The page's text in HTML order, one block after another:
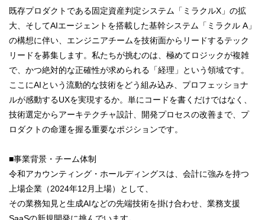
既存プロダクトである固定資産判定システム「ミラクルX」の拡
大、そしてAIエージェントを搭載した基幹システム「ミラクル A」
の構想に伴い、エンジニアチームを技術面からリードするテック
リードを募集します。私たちが挑むのは、極めてロジックが複雑
で、かつ絶対的な正確性が求められる「経理」という領域です。
ここにAIという流動的な技術をどう組み込み、プロフェッショナ
ルが感動するUXを実現するか。単にコードを書くだけではなく、
技術選定からアーキテクチャ設計、開発プロセスの改善まで、プ
ロダクトの命運を握る重要なポジションです。
■事業背景・チーム体制
令和アカウンティング・ホールディングスは、会計に強みを持つ
上場企業（2024年12月上場）として、
その業務知見と生成AIなどの先端技術を掛け合わせ、業務支援
SaaSの新規開発に挑んでいます。